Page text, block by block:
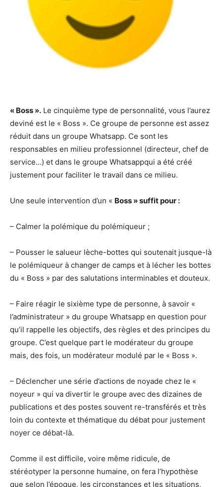
« Boss ». Le cinquième type de personnalité, vous l’aurez
deviné est le « Boss ». Ce groupe de personne est assez
réduit dans un groupe Whatsapp. Ce sont les
responsables en milieu professionnel (directeur, chef de
service…) et dans le groupe Whatsappqui a été créé
justement pour faciliter le travail dans ce milieu.
Une seule intervention d’un « Boss » suffit pour :
– Calmer la polémique du polémiqueur ;
– Pousser le salueur lèche-bottes qui soutenait jusque-là
le polémiqueur à changer de camps et à lécher les bottes
du « Boss » par des salutations interminables et douteux.
– Faire réagir le sixième type de personne, à savoir «
l’administrateur » du groupe Whatsapp en question pour
qu’il rappelle les objectifs, des règles et des principes du
groupe. C’est quelque part le modérateur du groupe
mais, des fois, un modérateur modulé par le « Boss ».
– Déclencher une série d’actions de noyade chez le «
noyeur » qui va divertir le groupe avec des dizaines de
publications et des postes souvent re-transférés et très
loin du contexte et thématique du débat pour justement
noyer ce débat-là.
Comme il est difficile, voire même ridicule, de
stéréotyper la personne humaine, on fera l’hypothèse
que selon l’époque, les circonstances et les situations,